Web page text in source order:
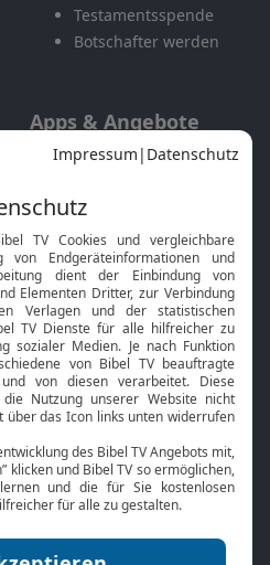
Testamentsspende
Botschafter werden
Apps & Angebote
Mobile App
Smart TV
HbbTV
Bibelthek Online-Bibel
Nächster Gottesdienst
Service
Kontakt
TV-Empfang